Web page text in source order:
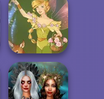
Sun Dress